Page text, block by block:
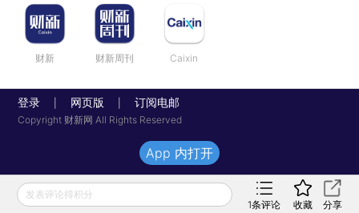
财新 财新周刊 Caixin
登录 网页版 订阅电邮
Copyright 财新网 All Rights Reserved
发表评论得积分
1条评论 收藏 分享
App 内打开